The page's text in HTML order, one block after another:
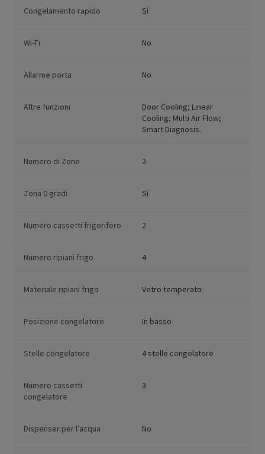
Congelamento rapido Sì
Wi-Fi No
Allarme porta No
Altre funzioni
Door Cooling; Linear
Cooling; Multi Air Flow;
Smart Diagnosis.
Numero di Zone 2
Zona 0 gradi Sì
Numero cassetti frigorifero 2
Numero ripiani frigo 4
Materiale ripiani frigo Vetro temperato
Posizione congelatore In basso
Stelle congelatore 4 stelle congelatore
Numero cassetti
congelatore
3
Dispenser per l’acqua No